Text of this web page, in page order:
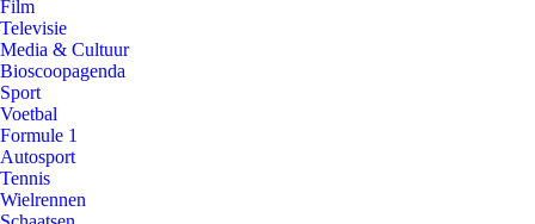
Film
Televisie
Media & Cultuur
Bioscoopagenda
Sport
Voetbal
Formule 1
Autosport
Tennis
Wielrennen